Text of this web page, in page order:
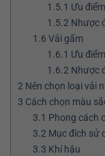
1.5.1 Ưu điểm
1.5.2 Nhược
1.6 Vải gấm
1.6.1 Ưu điểm
1.6.2 Nhược
2 Nên chọn loại vải
3 Cách chọn màu
3.1 Phong cách
3.2Mục đích sử
3.3 Khí hậu